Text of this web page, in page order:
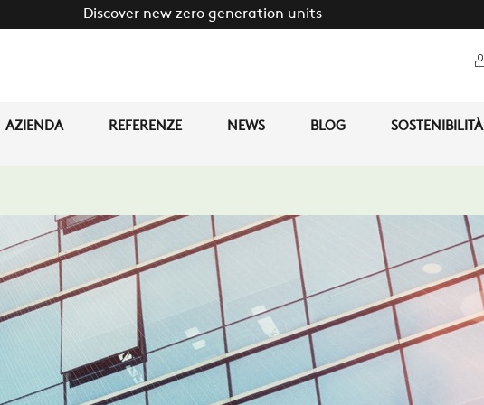
Discover new zero generation units
AZIENDA REFERENZE NEWS BLOG SOSTENIBILITÀ